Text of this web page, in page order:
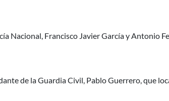
Nacional, Francisco Javier García y Antonio
de la Guardia Civil, Pablo Guerrero, que